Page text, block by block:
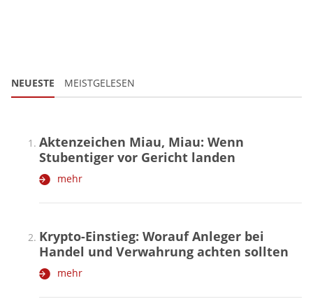
NEUESTE MEISTGELESEN
Aktenzeichen Miau, Miau: Wenn
Stubentiger vor Gericht landen
mehr
Krypto-Einstieg: Worauf Anleger bei
Handel und Verwahrung achten sollten
mehr